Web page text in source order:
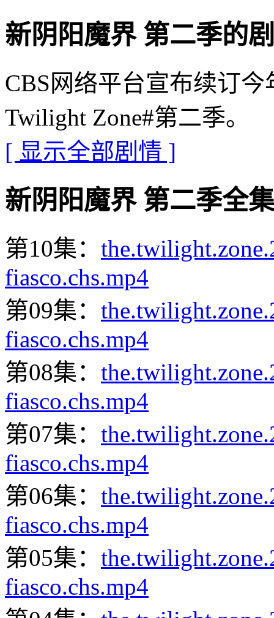
新阴阳魔界 第二季的剧
CBS网络平台宣布续订
Twilight Zone#第二季。
[ 显示全部剧情 ]
新阴阳魔界 第二季全集
第10集：
fiasco.chs.mp4
第09集：
fiasco.chs.mp4
第08集：
fiasco.chs.mp4
第07集：
fiasco.chs.mp4
第06集：
fiasco.chs.mp4
第05集：
fiasco.chs.mp4